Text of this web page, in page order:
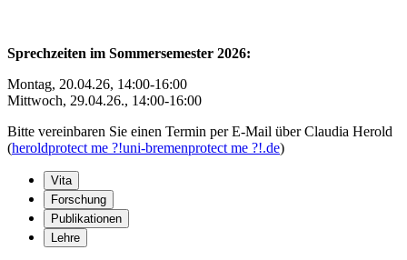
Sprechzeiten im Sommersemester 2026:
Montag, 20.04.26, 14:00-16:00
Mittwoch, 29.04.26., 14:00-16:00
Bitte vereinbaren Sie einen Termin per E-Mail über Claudia Herold
(heroldprotect me ?!uni-bremenprotect me ?!.de)
Vita
Forschung
Publikationen
Lehre